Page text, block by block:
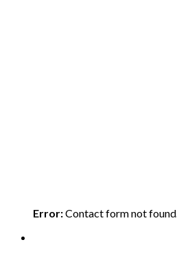
Error:Contact form not found.